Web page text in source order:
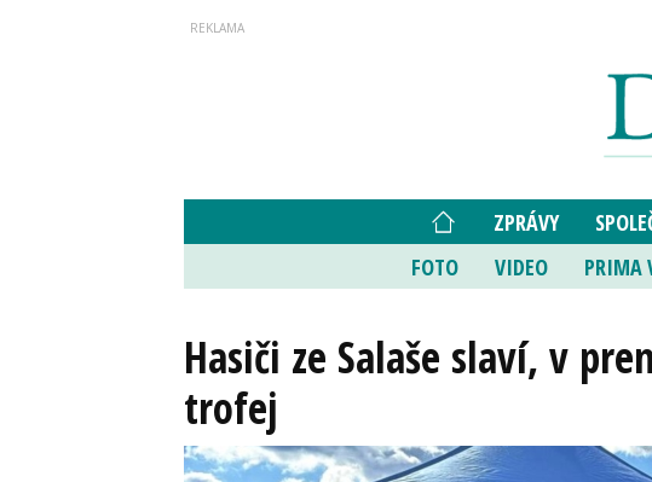
ZPRÁVY
FOTO
VIDEO PRIMA
Hasiči ze Salaše slaví, v
trofej